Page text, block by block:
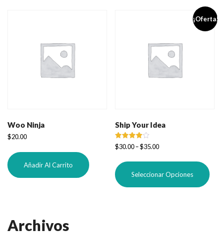
Woo Ninja
$20.00
Añadir Al Carrito
¡Oferta!
Ship Your Idea
Valorado
con
de 5
$30.00–$35.00
Seleccionar Opciones
Archivos